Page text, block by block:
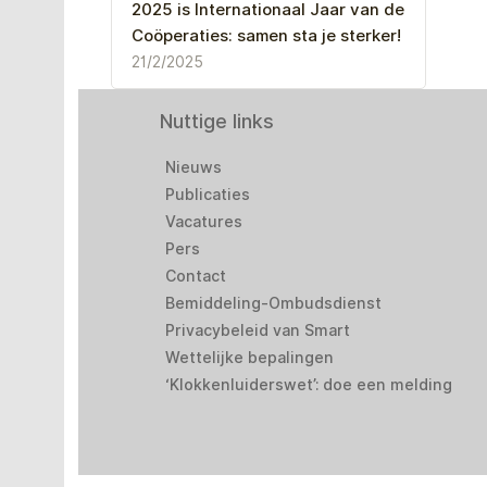
2025 is Internationaal Jaar van de
Coöperaties: samen sta je sterker!
21/2/2025
Nuttige links
Nieuws
Publicaties
Vacatures
Pers
Contact
Bemiddeling-Ombudsdienst
Privacybeleid van Smart
Wettelijke bepalingen
‘Klokkenluiderswet’: doe een melding